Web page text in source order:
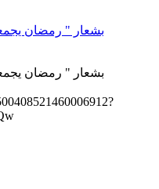
بشعار " رمضان
بشعار " رمضان